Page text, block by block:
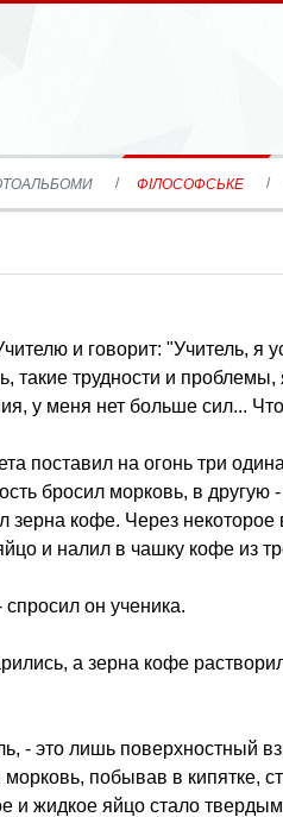
ФІЛОСОФСЬКЕ
и говорит: "Учитель, я
такие трудности и
у меня нет больше сил...
поставил на огонь три
бросил морковь, в другую
зерна кофе. Через
и налил в чашку кофе из
он ученика.
а зерна кофе
- это лишь поверхностный
побывав в кипятке,
и жидкое яйцо стало